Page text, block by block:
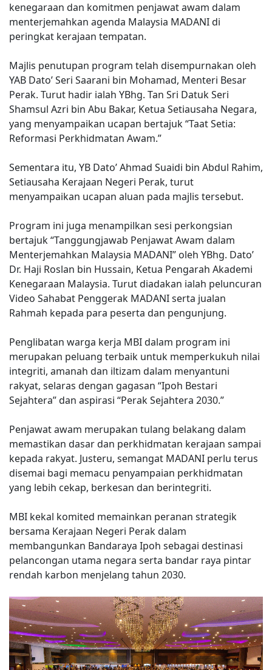
kenegaraan dan komitmen penjawat awam dalam
menterjemahkan agenda Malaysia MADANI di
peringkat kerajaan tempatan.
Majlis penutupan program telah disempurnakan oleh
YAB Dato’ Seri Saarani bin Mohamad, Menteri Besar
Perak. Turut hadir ialah YBhg. Tan Sri Datuk Seri
Shamsul Azri bin Abu Bakar, Ketua Setiausaha Negara,
yang menyampaikan ucapan bertajuk “Taat Setia:
Reformasi Perkhidmatan Awam.”
Sementara itu, YB Dato’ Ahmad Suaidi bin Abdul Rahim,
Setiausaha Kerajaan Negeri Perak, turut
menyampaikan ucapan aluan pada majlis tersebut.
Program ini juga menampilkan sesi perkongsian
bertajuk “Tanggungjawab Penjawat Awam dalam
Menterjemahkan Malaysia MADANI” oleh YBhg. Dato’
Dr. Haji Roslan bin Hussain, Ketua Pengarah Akademi
Kenegaraan Malaysia. Turut diadakan ialah peluncuran
Video Sahabat Penggerak MADANI serta jualan
Rahmah kepada para peserta dan pengunjung.
Penglibatan warga kerja MBI dalam program ini
merupakan peluang terbaik untuk memperkukuh nilai
integriti, amanah dan iltizam dalam menyantuni
rakyat, selaras dengan gagasan “Ipoh Bestari
Sejahtera” dan aspirasi “Perak Sejahtera 2030.”
Penjawat awam merupakan tulang belakang dalam
memastikan dasar dan perkhidmatan kerajaan sampai
kepada rakyat. Justeru, semangat MADANI perlu terus
disemai bagi memacu penyampaian perkhidmatan
yang lebih cekap, berkesan dan berintegriti.
MBI kekal komited memainkan peranan strategik
bersama Kerajaan Negeri Perak dalam
membangunkan Bandaraya Ipoh sebagai destinasi
pelancongan utama negara serta bandar raya pintar
rendah karbon menjelang tahun 2030.